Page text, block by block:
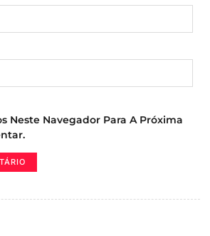
Neste Navegador Para A Próxima